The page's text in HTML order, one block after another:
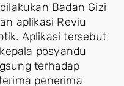
Badan Gizi
aplikasi Reviu
Aplikasi tersebut
posyandu
terhadap
penerima